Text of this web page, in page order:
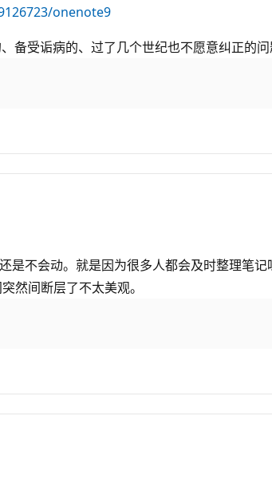
onenote9
受诟病的、过了几个世纪也不愿意纠正的问
是不会动。就是因为很多人都会及时整理笔
然间断层了不太美观。